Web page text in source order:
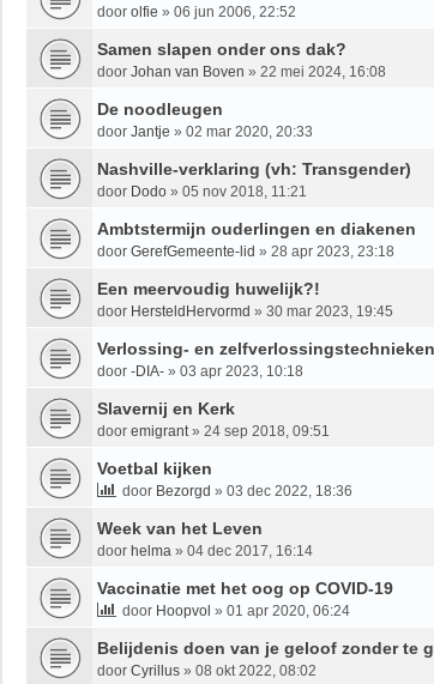
door olfie » 06 jun 2006, 22:52
Samen slapen onder ons dak?
door Johan van Boven » 22 mei 2024, 16:08
De noodleugen
door Jantje » 02 mar 2020, 20:33
Nashville-verklaring (vh: Transgender)
door Dodo » 05 nov 2018, 11:21
Ambtstermijn ouderlingen en diakenen
door GerefGemeente-lid » 28 apr 2023, 23:18
Een meervoudig huwelijk?!
door HersteldHervormd » 30 mar 2023, 19:45
Verlossing- en
door -DIA- » 03 apr 2023, 10:18
Slavernij en Kerk
door emigrant» 24 sep 2018, 09:51
Voetbal kijken
door Bezorgd » 03 dec 2022, 18:36
Week van het Leven
door helma » 04 dec 2017, 16:14
Vaccinatie met het oog op COVID-19
door Hoopvol » 01 apr 2020, 06:24
Belijdenis doen van je geloof zonder te
door Cyrillus » 08 okt 2022, 08:02